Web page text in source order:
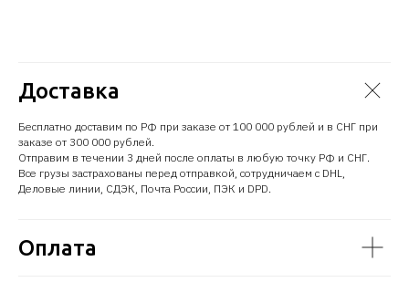
Доставка
Бесплатно доставим по РФ при заказе от 100 000 рублей и в СНГ при
заказе от 300 000 рублей.
Отправим в течении 3 дней после оплаты в любую точку РФ и СНГ.
Все грузы застрахованы перед отправкой, сотрудничаем с DHL,
Деловые линии, СДЭК, Почта России, ПЭК и DPD.
Оплата